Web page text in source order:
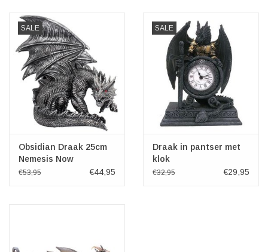
SALE
Obsidian Draak 25cm
Nemesis Now
€53,95 €44,95
SALE
Draak in pantser met
klok
€32,95 €29,95